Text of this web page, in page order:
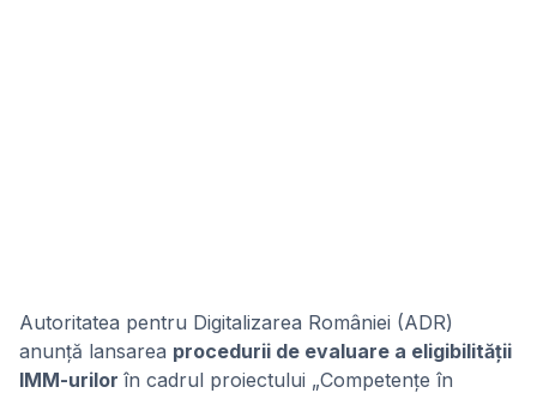
Autoritatea pentru Digitalizarea României (ADR)
anunță lansarea procedurii de evaluare a eligibilității
IMM-urilor în cadrul proiectului „Competențe în